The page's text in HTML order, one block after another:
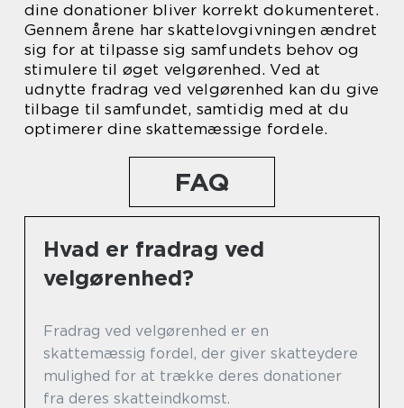
dine donationer bliver korrekt dokumenteret.
Gennem årene har skattelovgivningen ændret
sig for at tilpasse sig samfundets behov og
stimulere til øget velgørenhed. Ved at
udnytte fradrag ved velgørenhed kan du give
tilbage til samfundet, samtidig med at du
optimerer dine skattemæssige fordele.
FAQ
Hvad er fradrag ved
velgørenhed?
Fradrag ved velgørenhed er en
skattemæssig fordel, der giver skatteydere
mulighed for at trække deres donationer
fra deres skatteindkomst.